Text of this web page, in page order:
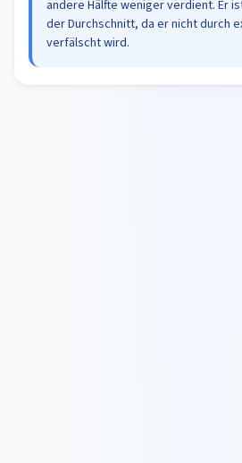
andere Hälfte weniger verdient. Er
der Durchschnitt, da er nicht durch
verfälscht wird.